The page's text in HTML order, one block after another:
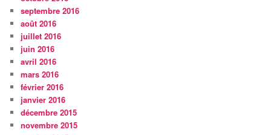
septembre 2016
août 2016
juillet 2016
juin 2016
avril 2016
mars 2016
février 2016
janvier 2016
décembre 2015
novembre 2015